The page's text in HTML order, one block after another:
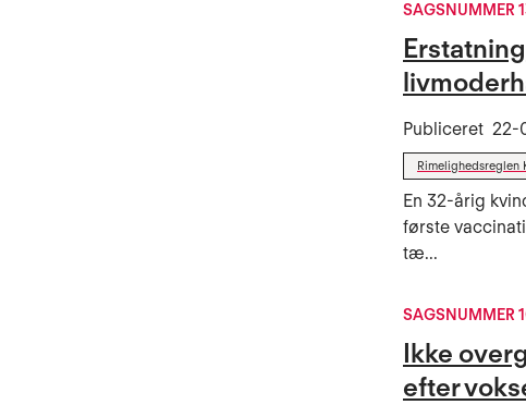
SAGSNUMMER
Publiceret 22-
Rimelighedsreglen
En 32-årig
første
tæ...
SAGSNUMMER
Ikke
efter